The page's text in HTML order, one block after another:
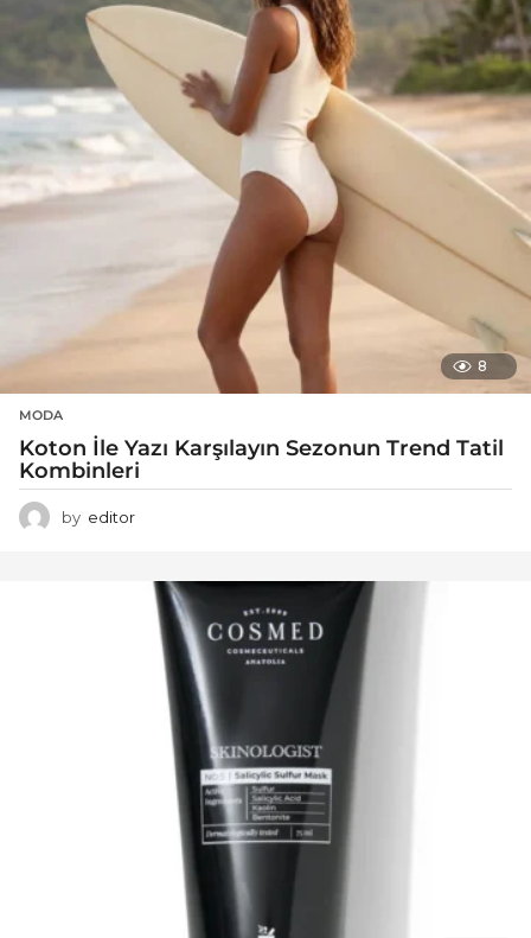
8
MODA
Koton İle Yazı Karşılayın Sezonun Trend Tatil
Kombinleri
by editor